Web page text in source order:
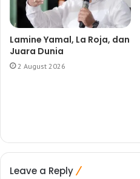
Lamine Yamal, La Roja, dan
Juara Dunia
2 August 2026
Leave a Reply